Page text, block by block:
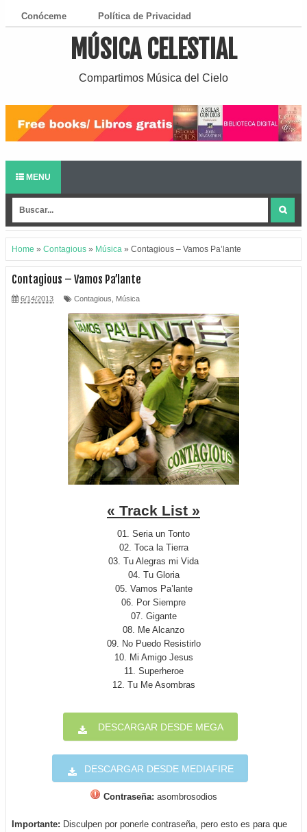
Conóceme Política de Privacidad
¿Cómo Descargar?MÚSICA CELESTIAL
Compartimos Música del Cielo
MENU
Home » Contagious » Música » Contagious – Vamos Pa’lante
Contagious – Vamos Pa’lante
6/14/2013 Contagious Música
« Track List »
01. Seria un Tonto
02. Toca la Tierra
03. Tu Alegras mi Vida
04. Tu Gloria
05. Vamos Pa’lante
06. Por Siempre
07. Gigante
08. Me Alcanzo
09. No Puedo Resistirlo
10. Mi Amigo Jesus
11. Superheroe
12. Tu Me Asombras
DESCARGAR DESDE MEGA
DESCARGAR DESDE MEDIAFIRE
Contraseña: asombrosodios
Importante: Disculpen por ponerle contraseña, pero esto es para que